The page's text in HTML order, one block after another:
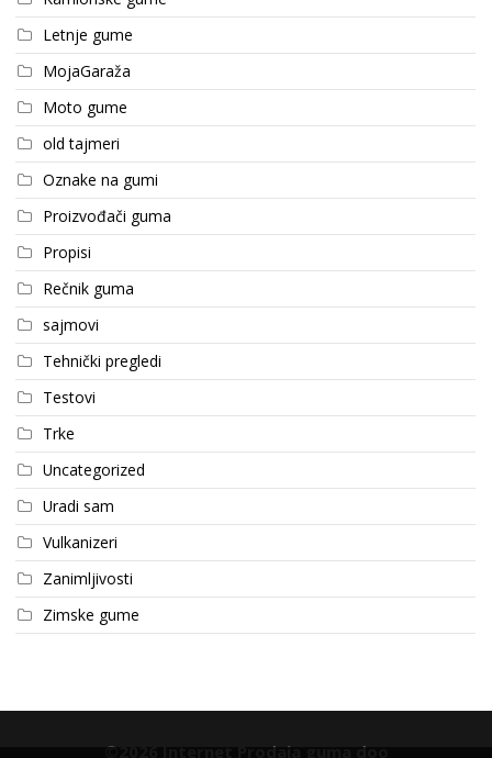
Letnje gume
MojaGaraža
Moto gume
old tajmeri
Oznake na gumi
Proizvođači guma
Propisi
Rečnik guma
sajmovi
Tehnički pregledi
Testovi
Trke
Uncategorized
Uradi sam
Vulkanizeri
Zanimljivosti
Zimske gume
©2026 Internet Prodaja guma doo